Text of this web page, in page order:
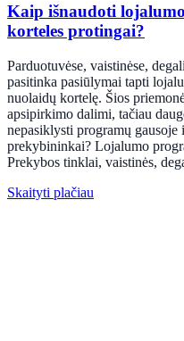
Kaip išnaudoti
korteles protingai?
Parduotuvėse, vaistinėse,
pasitinka pasiūlymai tapti
nuolaidų kortelę. Šios
apsipirkimo dalimi, tačiau
nepasiklysti programų
prekybininkai? Lojalumo
Prekybos tinklai, vaistinės,
Skaityti plačiau